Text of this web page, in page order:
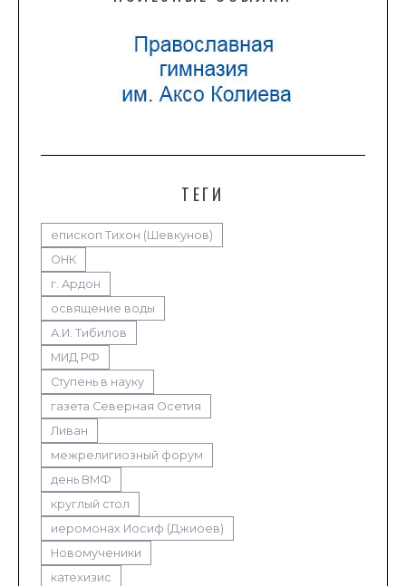
ТЕГИ
епископ Тихон (Шевкунов)
ОНК
г. Ардон
освящение воды
А.И. Тибилов
МИД РФ
Ступень в науку
газета Северная Осетия
Ливан
межрелигиозный форум
день ВМФ
круглый стол
иеромонах Иосиф (Джиоев)
Новомученики
катехизис